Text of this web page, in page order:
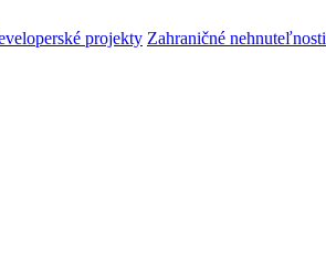
projekty Zahraničné nehnuteľnosti